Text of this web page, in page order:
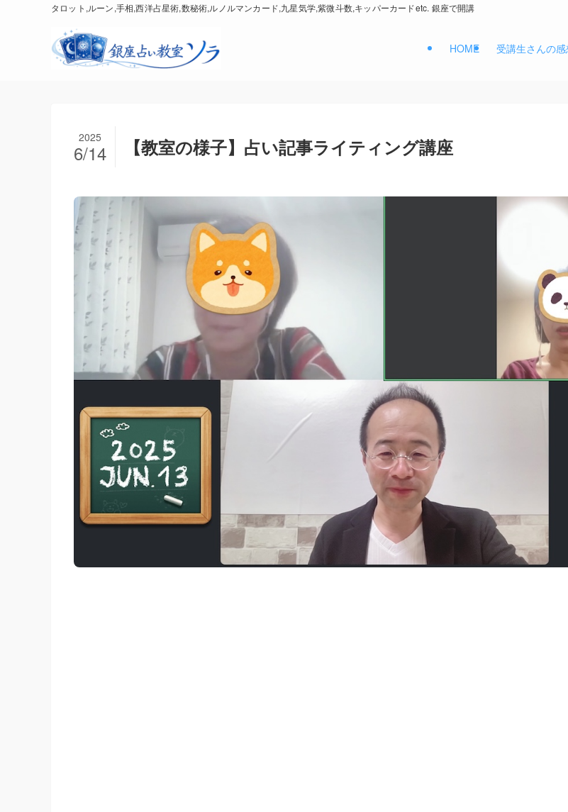
タロット,ルーン,手相,西洋占星術,数秘術,ルノルマンカード,九星気学,紫微斗数,キッパーカードetc. 銀座で開講
HOME 受講生さんの感
【教室の様子】占い記事ライティング講座
2025
6/14